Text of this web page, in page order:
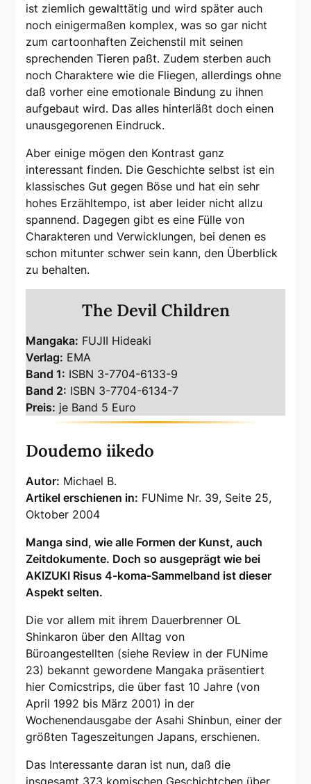
ist ziemlich gewalttätig und wird später auch
noch einigermaßen komplex, was so gar nicht
zum cartoonhaften Zeichenstil mit seinen
sprechenden Tieren paßt. Zudem sterben auch
noch Charaktere wie die Fliegen, allerdings ohne
daß vorher eine emotionale Bindung zu ihnen
aufgebaut wird. Das alles hinterläßt doch einen
unausgegorenen Eindruck.
Aber einige mögen den Kontrast ganz
interessant finden. Die Geschichte selbst ist ein
klassisches Gut gegen Böse und hat ein sehr
hohes Erzähltempo, ist aber leider nicht allzu
spannend. Dagegen gibt es eine Fülle von
Charakteren und Verwicklungen, bei denen es
schon mitunter schwer sein kann, den Überblick
zu behalten.
The Devil Children
Mangaka: FUJII Hideaki
Verlag: EMA
Band 1: ISBN 3-7704-6133-9
Band 2: ISBN 3-7704-6134-7
Preis: je Band 5 Euro
Doudemo iikedo
Autor: Michael B.
Artikel erschienen in: FUNime Nr. 39, Seite 25,
Oktober 2004
Manga sind, wie alle Formen der Kunst, auch
Zeitdokumente. Doch so ausgeprägt wie bei
AKIZUKI Risus 4-koma-Sammelband ist dieser
Aspekt selten.
Die vor allem mit ihrem Dauerbrenner OL
Shinkaron über den Alltag von
Büroangestellten (siehe Review in der FUNime
23) bekannt gewordene Mangaka präsentiert
hier Comicstrips, die über fast 10 Jahre (von
April 1992 bis März 2001) in der
Wochenendausgabe der Asahi Shinbun, einer der
größten Tageszeitungen Japans, erschienen.
Das Interessante daran ist nun, daß die
insgesamt 373 komischen Geschichtchen über